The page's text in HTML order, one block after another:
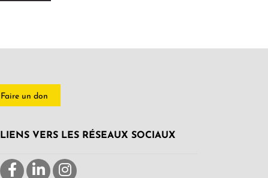
Faire un don
LIENS VERS LES RÉSEAUX SOCIAUX